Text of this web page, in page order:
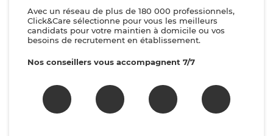
Avec un réseau de plus de 180 000 professionnels,
Click&Care sélectionne pour vous les meilleurs
candidats pour votre maintien à domicile ou vos
besoins de recrutement en établissement.
Nos conseillers vous accompagnent 7/7